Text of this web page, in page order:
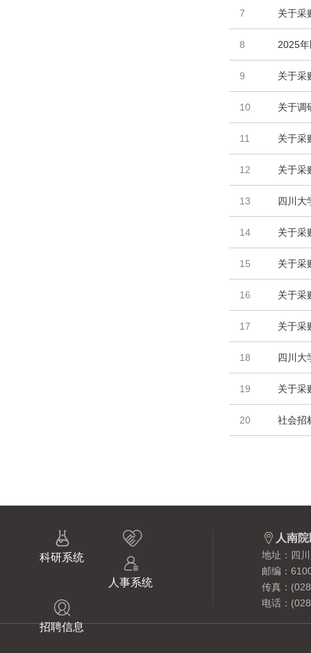
7 关于采
8 2025
9 关于采
10 关于调
11 关于采
12 关于采
13 四川大
14 关于采
15 关于采
16 关于采
17 关于采
18 四川大
19 关于采
20 社会招

科研系统


人事系统

招聘信息
 人南
地址：四
邮编：
传真：
电话：